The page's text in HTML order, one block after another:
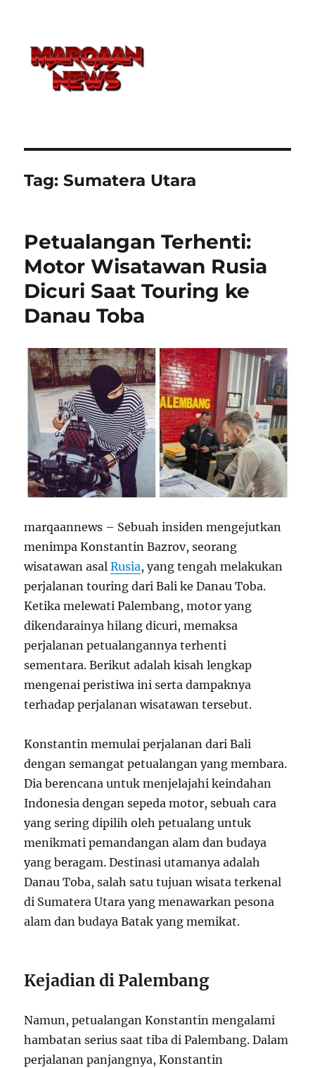
Tag:Sumatera Utara
Petualangan Terhenti:
Motor Wisatawan Rusia
Dicuri Saat Touring ke
Danau Toba
marqaannews – Sebuah insiden mengejutkan
menimpa Konstantin Bazrov, seorang
wisatawan asalRusia, yang tengah melakukan
perjalanan touring dari Bali ke Danau Toba.
Ketika melewati Palembang, motor yang
dikendarainya hilang dicuri, memaksa
perjalanan petualangannya terhenti
sementara. Berikut adalah kisah lengkap
mengenai peristiwa ini serta dampaknya
terhadap perjalanan wisatawan tersebut.
Konstantin memulai perjalanan dari Bali
dengan semangat petualangan yang membara.
Dia berencana untuk menjelajahi keindahan
Indonesia dengan sepeda motor, sebuah cara
yang sering dipilih oleh petualang untuk
menikmati pemandangan alam dan budaya
yang beragam. Destinasi utamanya adalah
Danau Toba, salah satu tujuan wisata terkenal
di Sumatera Utara yang menawarkan pesona
alam dan budaya Batak yang memikat.
Kejadian di Palembang
Namun, petualangan Konstantin mengalami
hambatan serius saat tiba di Palembang. Dalam
perjalanan panjangnya, Konstantin